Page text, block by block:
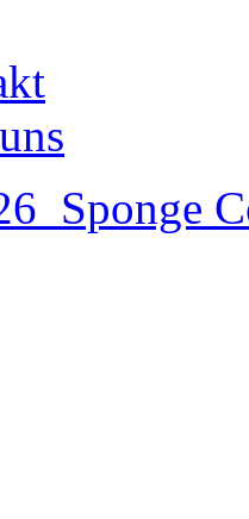
Sponge